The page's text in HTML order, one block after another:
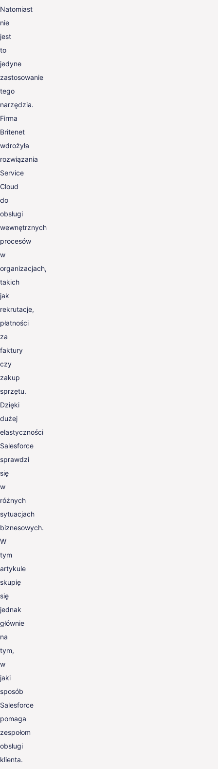
Natomiast
nie
jest
to
jedyne
zastosowanie
tego
narzędzia.
Firma
Britenet
wdrożyła
rozwiązania
Service
Cloud
do
obsługi
wewnętrznych
procesów
w
organizacjach,
takich
jak
rekrutacje,
płatności
za
faktury
czy
zakup
sprzętu.
Dzięki
dużej
elastyczności
Salesforce
sprawdzi
się
w
różnych
sytuacjach
biznesowych.
W
tym
artykule
skupię
się
jednak
głównie
na
tym,
w
jaki
sposób
Salesforce
pomaga
zespołom
obsługi
klienta.